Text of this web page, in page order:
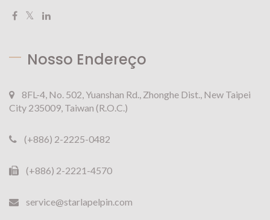
Nosso Endereço
8FL-4, No. 502, Yuanshan Rd., Zhonghe Dist., New Taipei
City 235009, Taiwan (R.O.C.)
(+886) 2-2225-0482
(+886) 2-2221-4570
service@starlapelpin.com